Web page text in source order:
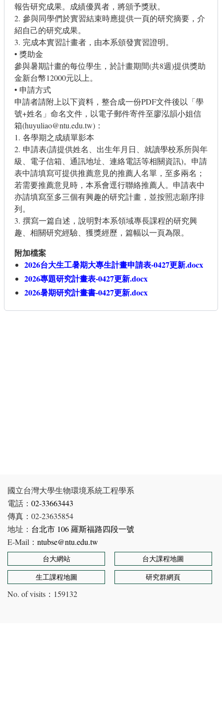
報告研究成果。成績優異者，將頒予獎狀。
2. 參與同學們於實習結束時應提供一頁的研究摘要，介
紹自己的研究成果。
3. 完成本實習計畫者，由本系頒發實習證明。
• 獎助金
參與暑期計畫的每位學生，於計畫期間(共8週)提供獎助
金新台幣12000元以上。
• 申請方式
申請者請附上以下資料，整合成一份PDF文件後以「學
號+姓名」命名文件，以電子郵件寄件至廖泓韻小姐信
箱(huyuliao@ntu.edu.tw)：
1. 各學期之成績單影本
2. 申請表(請提供姓名、出生年月日、就讀學校系所與年
級、電子信箱、通訊地址、連絡電話等相關資訊)。申請
表中請填寫可提供推薦意見的推薦人名單，至多兩名；
若需要推薦意見時，本系會逕行聯絡推薦人。申請表中
亦請填寫至多三個有興趣的研究計畫，並按照志願序排
列。
3. 撰寫一篇自述，說明對本系領域專長課程的研究興
趣、相關研究經驗、獲獎經歷，篇幅以一頁為限。
附加檔案
2026台大生工暑期大專生計畫申請表-0427更新.docx
2026專題研究計畫表-0427更新.docx
2026暑期研究計畫書-0427更新.docx
國立台灣大學生物環境系統工程學系
電話： 02-33663443
傳真：02-23635854
地址： 台北市 106 羅斯福路四段一號
E-Mail： ntubse@ntu.edu.tw
台大網站
台大課程地圖
生工課程地圖
研究群網頁
No. of visits： 159132